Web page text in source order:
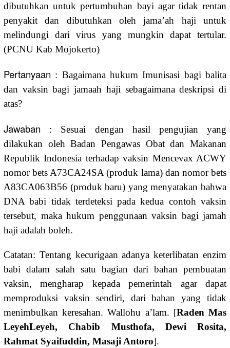
dibutuhkan untuk pertumbuhan bayi agar tidak rentan
penyakit dan dibutuhkan oleh jama’ah haji untuk
melindungi dari virus yang mungkin dapat tertular.
(PCNU Kab Mojokerto)
Pertanyaan : Bagaimana hukum Imunisasi bagi balita
dan vaksin bagi jamaah haji sebagaimana deskripsi di
atas?
Jawaban : Sesuai dengan hasil pengujian yang
dilakukan oleh Badan Pengawas Obat dan Makanan
Republik Indonesia terhadap vaksin Mencevax ACWY
nomor bets A73CA24SA (produk lama) dan nomor bets
A83CA063B56 (produk baru) yang menyatakan bahwa
DNA babi tidak terdeteksi pada kedua contoh vaksin
tersebut, maka hukum penggunaan vaksin bagi jamah
haji adalah boleh.
Catatan: Tentang kecurigaan adanya keterlibatan enzim
babi dalam salah satu bagian dari bahan pembuatan
vaksin, mengharap kepada pemerintah agar dapat
memproduksi vaksin sendiri, dari bahan yang tidak
menimbulkan keresahan. Wallohu a’lam. [Raden Mas
LeyehLeyeh, Chabib Musthofa, Dewi Rosita,
Rahmat Syaifuddin, Masaji Antoro].